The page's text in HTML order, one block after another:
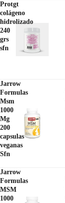
Protgt
colágeno
hidrolizado
240
grs
sfn
Jarrow
Formulas
Msm
1000
Mg
200
capsulas
veganas
Sfn
Jarrow
Formulas
MSM
1000